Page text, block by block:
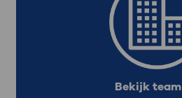
Bekijk team